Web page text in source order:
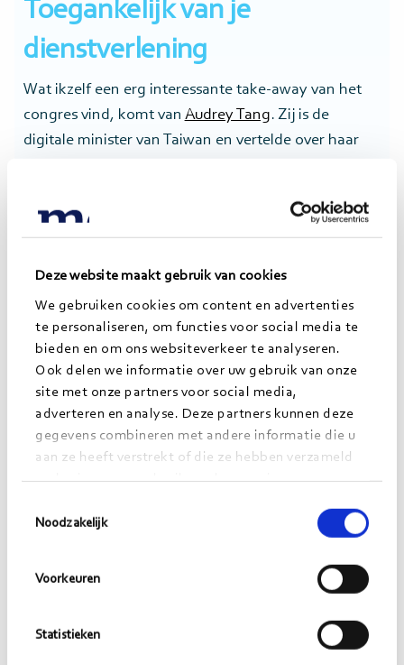
Deze website maakt gebruik van cookies
We gebruiken cookies om content en advertenties
te personaliseren, om functies voor social media te
bieden en om ons websiteverkeer te analyseren.
Ook delen we informatie over uw gebruik van onze
site met onze partners voor social media,
adverteren en analyse. Deze partners kunnen deze
gegevens combineren met andere informatie die u
aan ze heeft verstrekt of die ze hebben verzameld
op basis van uw gebruik van hun services.
Noodzakelijk
Voorkeuren
Statistieken
Toegankelijk van je
dienstverlening
Wat ikzelf een erg interessante take-away van het
congres vind, komt van Audrey Tang. Zij is de
digitale minister van Taiwan en vertelde over haar
haar aanspreken, vragen stellen of zelf met ideeën
komen. Wat ik hieruit meeneem: vergroot de
toegankelijkheid van je dienstverlening. Zorg dat je
gebruiker. Zoals Jeske en Mathijs ook al
benadrukken: zorg voor inclusiviteit. En doe dat
zowel digitaal als fysiek.